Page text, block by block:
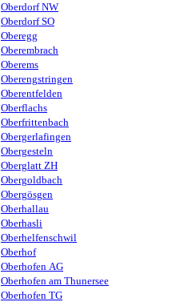
Oberdorf NW
Oberdorf SO
Oberegg
Oberembrach
Oberems
Oberengstringen
Oberentfelden
Oberflachs
Oberfrittenbach
Obergerlafingen
Obergesteln
Oberglatt ZH
Obergoldbach
Obergösgen
Oberhallau
Oberhasli
Oberhelfenschwil
Oberhof
Oberhofen AG
Oberhofen am Thunersee
Oberhofen TG